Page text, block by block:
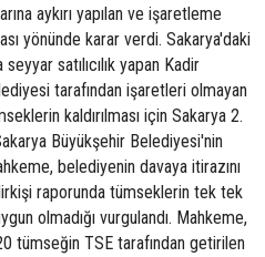
aykırı yapılan ve işaretleme
yönünde karar verdi. Sakarya'daki
satılıcılık yapan Kadir
tarafından işaretleri olmayan
kaldırılması için Sakarya 2.
Büyükşehir Belediyesi'nin
belediyenin davaya itirazını
raporunda tümseklerin tek tek
olmadığı vurgulandı. Mahkeme,
tümseğin TSE tarafından getirilen